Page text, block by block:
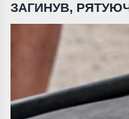
ЗАГИНУВ,